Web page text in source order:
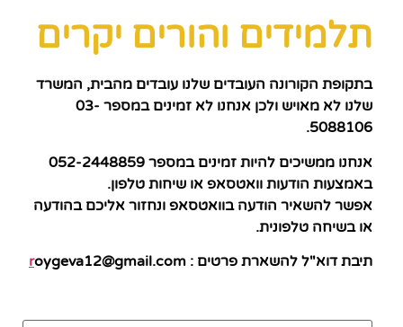
תלמידים והורים יקרים
בתקופת הקורונה העובדים שלנו עובדים מהבית, המשרד
שלנו לא מאויש ולכן אנחנו לא זמינים במספר 03-
5088106.
אנחנו ממשיכים להיות זמינים במספר 052-2448859
באמצעות הודעות וואטסאפ או שיחות טלפון.
אפשר להשאיר הודעה בוואטסאפ ונחזור אליכם בהודעה
או בשיחה טלפונית.
תיבת דוא"ל להשארת פרטים :
roygeva12@gmail.com